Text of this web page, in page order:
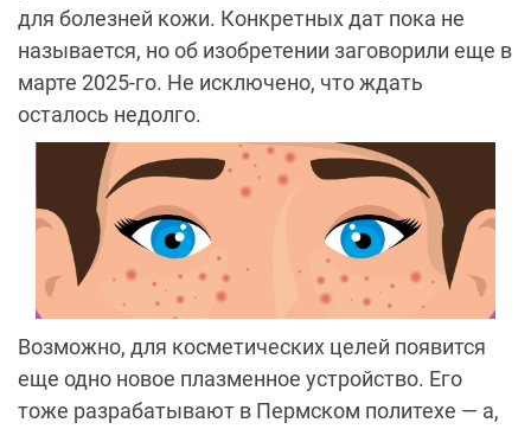
для болезней кожи. Конкретных дат пока не
называется, но об изобретении заговорили еще в
марте 2025-го. Не исключено, что ждать
осталось недолго.
Возможно, для косметических целей появится
еще одно новое плазменное устройство. Его
тоже разрабатывают в Пермском политехе — а,